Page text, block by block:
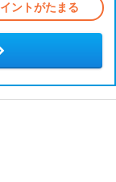
ントがたまる